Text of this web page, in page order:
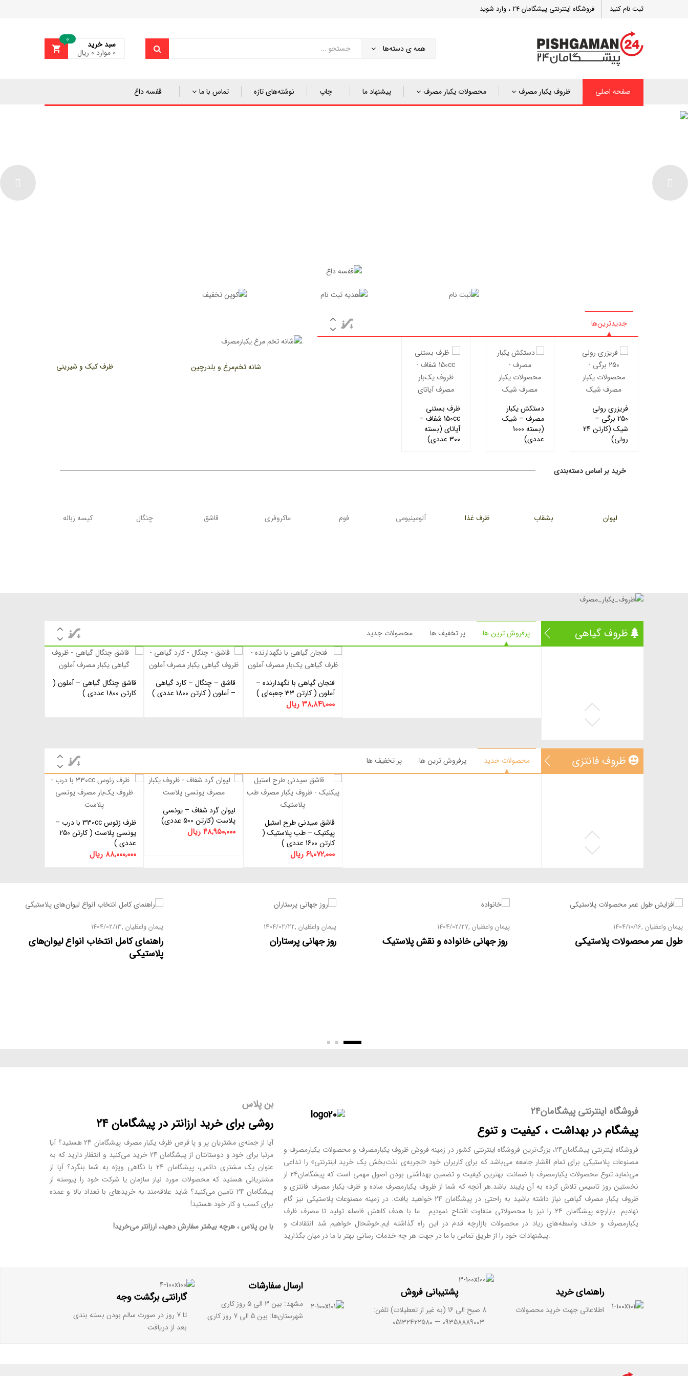
ثبت نام کنید فروشگاه اینترنتی پیشگامان 24 ، وارد شوید
همه ی دسته‌ها
0 سبد خرید
0 موارد ۰ ریال
صفحه اصلی ظروف یکبار مصرف محصولات یکبار مصرف پیشنهاد ما چاپ نوشته‌های تازه تماس با ما قفسه داغ
جدیدترین‌ها
فریزری رولی
250 برگی –
شیک (کارتن 24
رولی)
دستکش یکبار
مصرف – شیک
(بسته 1000
عددی)
ظرف بستنی
150cc شفاف –
آیاتای (بسته
300 عددی)
شانه تخم‌مرغ و بلدرچین ظرف کیک و شیرینی
خرید بر اساس دسته‌بندی
لیوان بشقاب ظرف غذا آلومینیومی فوم ماکروفری قاشق چنگال کیسه زباله
ظروف گیاهی پرفروش ترین ها پر تخفیف ها محصولات جدید
دیس گیاهی
سفره گیاهی
ظرف بسته بندی گیاهی
افزودن به سبد خرید
فنجان گیاهی با نگهدارنده –
آملون ( کارتن 33 جعبه‌ای )
۳۸,۸۴۱,۰۰۰ ریال
اطلاعات بیشتر
قاشق – چنگال – کارد گیاهی
– آملون ( کارتن 1800 عددی )
اطلاعات بیشتر
قاشق چنگال گیاهی – آملون (
کارتن 1800 عددی )
ظروف فانتزی محصولات جدید پرفروش ترین ها پر تخفیف ها
ظرف ژله
ظروف دربدار فانتزی
قاشق فانتزی
اطلاعات بیشتر
قاشق سیدنی طرح استیل
پیکنیک – طب پلاستیک (
کارتن 1600 عددی )
۶۱,۰۷۲,۰۰۰ ریال
اطلاعات بیشتر
لیوان گرد شفاف – یونسی
پلاست (کارتن 500 عددی)
۴۸,۹۵۰,۰۰۰ ریال
اطلاعات بیشتر
ظرف زئوس 330cc با درب –
یونسی پلاست ( کارتن 250
عددی )
۸۸,۰۰۰,۰۰۰ ریال
پیمان واعظیان 1404/10/16
طول عمر محصولات پلاستیکی
پیمان واعظیان 1404/02/27
روز جهانی خانواده و نقش پلاستیک
پیمان واعظیان 1404/02/22
روز جهانی پرستاران
پیمان واعظیان 1404/02/13
راهنمای کامل انتخاب انواع لیوان‌های
پلاستیکی
فروشگاه اینترنتی پیشگامان24
پیشگام در بهداشت ، کیفیت و تنوع
فروشگاه اینترنتی پیشگامان24، بزرگ‌ترین فروشگاه اینترنتی کشور در زمینه فروش ظروف یکبارمصرف و محصولات یکبارمصرف و
مصنوعات پلاستیکی برای تمام اقشار جامعه می‌باشد که برای کاربران خود «تجربه‌ی لذت‌بخش یک خرید اینترنتی» را تداعی
می‌نماید.تنوع محصولات یکبارمصرف با ضمانت بهترین کیفیت و تضمین بهداشتی بودن اصول مهمی است که پیشگامان24 از
نخستین روز تاسیس تلاش کرده به آن پایبند باشد.هر آنچه که شما از ظروف یکبارمصرف ساده و ظرف یکبار مصرف فانتزی و
ظروف یکبار مصرف گیاهی نیاز داشته باشید به راحتی در پیشگامان 24 خواهید یافت. در زمینه مصنوعات پلاستیکی نیز گام
نهادیم. بازارچه پیشگامان 24 را نیز با محصولاتی متفاوت افتتاح نمودیم . ما با هدف کاهش فاصله تولید تا مصرف ظرف
یکبارمصرف و حذف واسطه‌های زیاد در محصولات بازارچه قدم در این راه گذاشته ایم.خوشحال خواهیم شد انتقادات و
پیشنهادات خود را از طریق تماس با ما در جهت هر چه خدمات رسانی بهتر با ما در میان بگذارید.
بن پلاس
روشی برای خرید ارزانتر در پیشگامان 24
آیا از جمله‏‌ی مشتریان پر و پا قرص ظرف یکبار مصرف پیشگامان 24 هستید؟ آیا
مرتبا برای خود و دوستانتان از پیشگامان 24 خرید می‏‌کنید و انتظار دارید که به
عنوان یک مشتری دائمی، پیشگامان 24 با نگاهی ویژه به شما بنگرد؟ آیا از
مشتریانی هستید که محصولات مورد نیاز سازمان یا شرکت خود را پیوسته از
پیشگامان 24 تامین می‏‌کنید؟ شاید علاقه‌‏مند به خریدهای با تعداد بالا و عمده
برای کسب و کار خود هستید!
بابن پلاس، هرچه بیشتر سفارش دهید، ارزان‏تر می‌‏خرید!
راهنمای خرید
اطلاعاتی جهت خرید محصولات
پشتیبانی فروش
8 صبح الی 16 (به غیر از تعطیلات) تلفن:
ارسال سفارشات
مشهد: بین 3 الی 5 روز کاری
شهرستان‌ها: بین 5 الی 7 روز کاری
گارانتی برگشت وجه
تا 7 روز در صورت سالم بودن بسته بندی
بعد از دریافت